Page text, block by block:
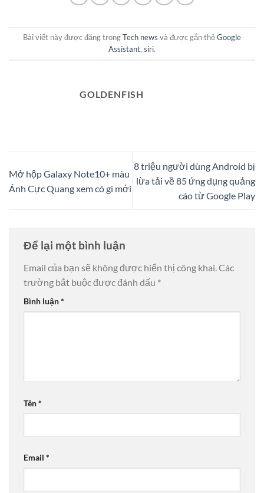
Bài viết này được đăng trongTech news và được gắn thẻGoogle
Assistant, siri.
GOLDENFISH
Mở hộp Galaxy Note10+ màu
Ánh Cực Quang xem có gì mới
8 triệu người dùng Android bị
lừa tải về 85 ứng dụng quảng
cáo từ Google Play
Để lại một bình luận
Email của bạn sẽ không được hiển thị công khai.Các
trường bắt buộc được đánh dấu *
Bình luận*
Tên*
Email *